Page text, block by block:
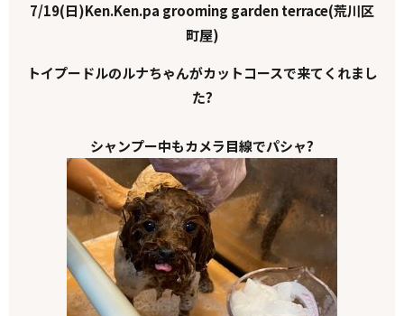
7/19(日)Ken.Ken.pa grooming garden terrace(荒川区
町屋)
トイプードルのルナちゃんがカットコースで来てくれまし
た?
シャンプー中もカメラ目線でパシャ?